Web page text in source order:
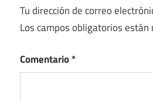
Tu dirección de correo
Los campos obligatorios están
Comentario*